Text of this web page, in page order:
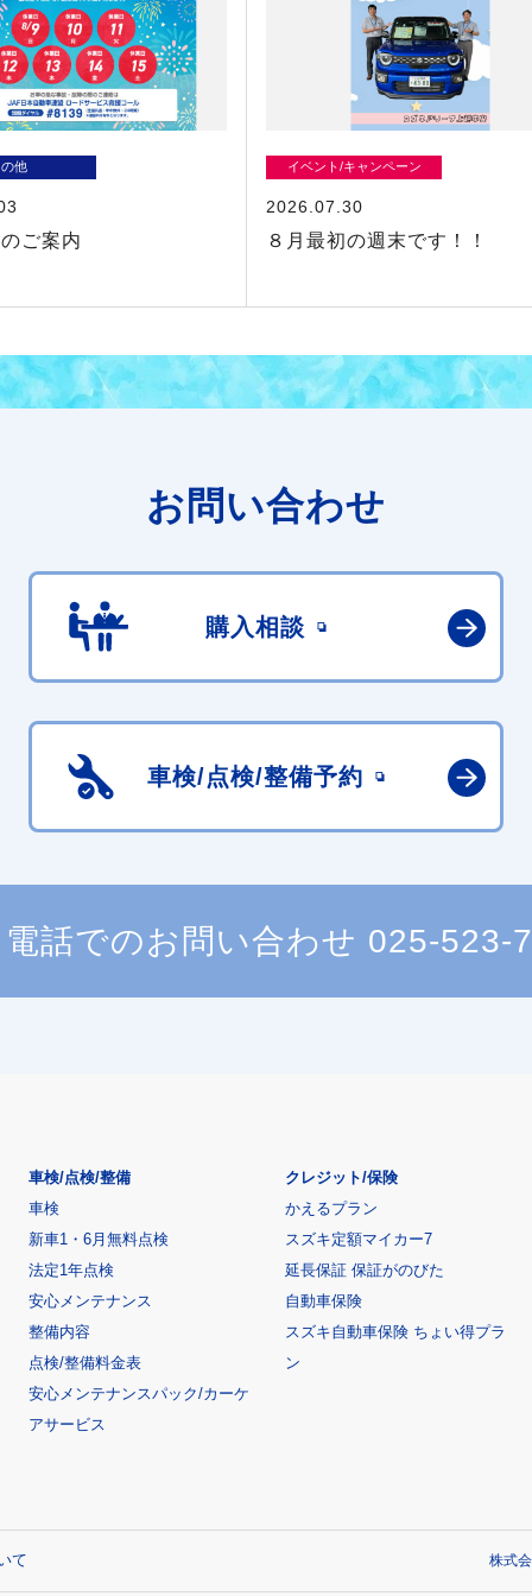
他
ご案内
イベント/キャンペーン
2026.07.30
８月最初の週末です！！
お問い合わせ
購入相談
車検/点検/整備予約
電話でのお問い合わせ 025-523-
車検/点検/整備
車検
新車1・6月無料点検
法定1年点検
安心メンテナンス
整備内容
点検/整備料金表
安心メンテナンスパック/カーケ
アサービス
クレジット/保険
かえるプラン
スズキ定額マイカー7
延長保証 保証がのびた
自動車保険
スズキ自動車保険 ちょい得プラ
ン
て 株式